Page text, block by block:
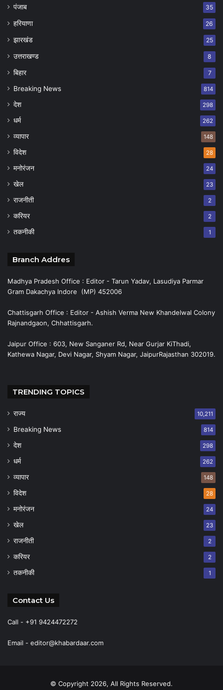
पंजाब 35
हरियाणा 26
झारखंड 25
उत्तराखण्ड 8
बिहार 7
Breaking News 814
देश 298
धर्म 262
व्यापार 148
विदेश 28
मनोरंजन 24
खेल 23
राजनीती 2
करियर 2
तकनीकी 1
Branch Addres
Madhya Pradesh Office : Editor - Tarun Yadav, Lasudiya Parmar
Gram Dakachya Indore (MP) 452006
Chattisgarh Office : Editor - Ashish Verma New Khandelwal Colony
Rajnandgaon, Chhattisgarh.
Jaipur Office : 603, New Sanganer Rd, Near Gurjar KiThadi,
Kathewa Nagar, Devi Nagar, Shyam Nagar, JaipurRajasthan 302019.
TRENDING TOPICS
राज्य 10,211
Breaking News 814
देश 298
धर्म 262
व्यापार 148
विदेश 28
मनोरंजन 24
खेल 23
राजनीती 2
करियर 2
तकनीकी 1
Contact Us
Call - +91 9424472272
Email - editor@khabardaar.com
© Copyright 2026, All Rights Reserved.